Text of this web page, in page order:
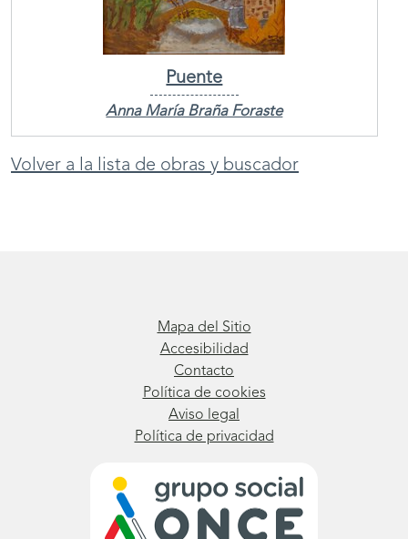
Puente
Anna María Braña Foraste
Volver a la lista de obras y buscador
Mapa del Sitio
Accesibilidad
Contacto
Política de cookies
Aviso legal
Política de privacidad